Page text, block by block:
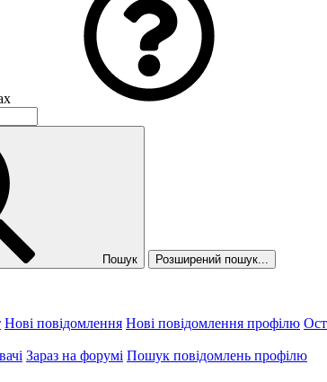
Пошук Розширений пошук...
Нові повідомлення Нові повідомлення профілю
Зараз на форумі Пошук повідомлень профілю